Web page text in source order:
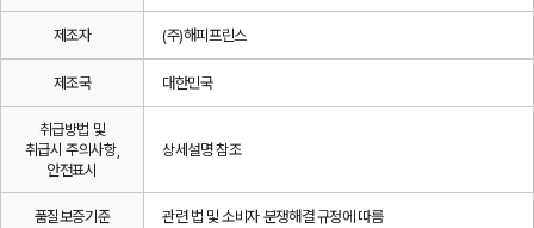
제조자 (주)해피프린스
제조국 대한민국
취급방법 및
취급시 주의사항,
안전표시
상세설명 참조
품질보증기준 관련 법 및 소비자 분쟁해결 규정에 따름